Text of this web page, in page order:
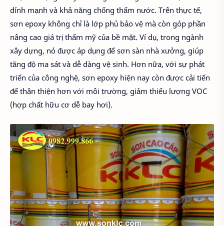
dính mạnh và khả năng chống thấm nước. Trên thực tế,
sơn epoxy không chỉ là lớp phủ bảo vệ mà còn góp phần
nâng cao giá trị thẩm mỹ của bề mặt. Ví dụ, trong ngành
xây dựng, nó được áp dụng để sơn sàn nhà xưởng, giúp
tăng độ ma sát và dễ dàng vệ sinh. Hơn nữa, với sự phát
triển của công nghệ, sơn epoxy hiện nay còn được cải tiến
để thân thiện hơn với môi trường, giảm thiểu lượng VOC
(hợp chất hữu cơ dễ bay hơi).